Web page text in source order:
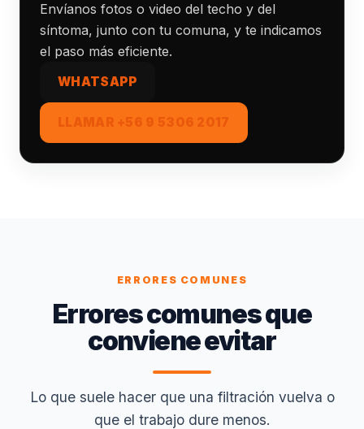
Envíanos fotos o video del techo y del
síntoma, junto con tu comuna, y te indicamos
el paso más eficiente.
WHATSAPP
LLAMAR +56 9 5306 2017
ERRORES COMUNES
Errores comunes que
conviene evitar
Lo que suele hacer que una filtración vuelva o
que el trabajo dure menos.